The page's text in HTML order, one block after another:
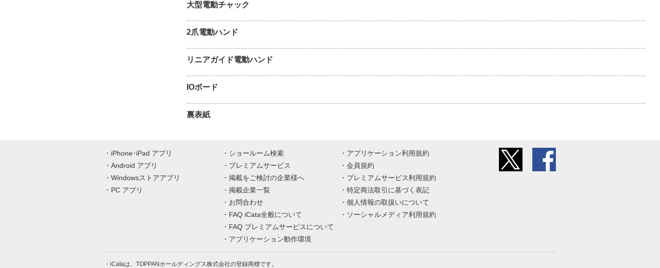
大型電動チャック
2爪電動ハンド
リニアガイド電動ハンド
IOボード
裏表紙
iPhone･iPad アプリ
Android アプリ
Windowsストアアプリ
PC アプリ
ショールーム検索
プレミアムサービス
掲載をご検討の企業様へ
掲載企業一覧
お問合わせ
FAQ iCata全般について
FAQ プレミアムサービスについて
アプリケーション動作環境
アプリケーション利用規約
会員規約
プレミアムサービス利用規約
特定商法取引に基づく表記
個人情報の取扱いについて
ソーシャルメディア利用規約
iCataは、TOPPANホールディングス株式会社の登録商標です。